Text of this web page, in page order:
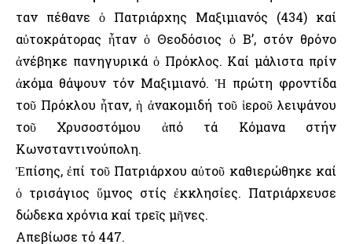
Ὅταν πέθανε ὁ Πατριάρχης Μαξιμιανός (434) καί
αὐτοκράτορας ἦταν ὁ Θεοδόσιος ὁ Β’, στόν θρόνο
ἀνέβηκε πανηγυρικά ὁ Πρόκλος. Καί μάλιστα πρίν
ἀκόμα θάψουν τόν Μαξιμιανό. Ἡ πρώτη φροντίδα
τοῦ Πρόκλου ἦταν, ἡ ἀνακομιδή τοῦ ἱεροῦ λειψάνου
τοῦ Χρυσοστόμου ἀπό τά Κόμανα στήν
Κωνσταντινούπολη.
Ἐπίσης, ἐπί τοῦ Πατριάρχου αὐτοῦ καθιερώθηκε καί
ὁ τρισάγιος ὕμνος στίς ἐκκλησίες. Πατριάρχευσε
δώδεκα χρόνια καί τρεῖς μῆνες.
Απεβίωσε τό 447.